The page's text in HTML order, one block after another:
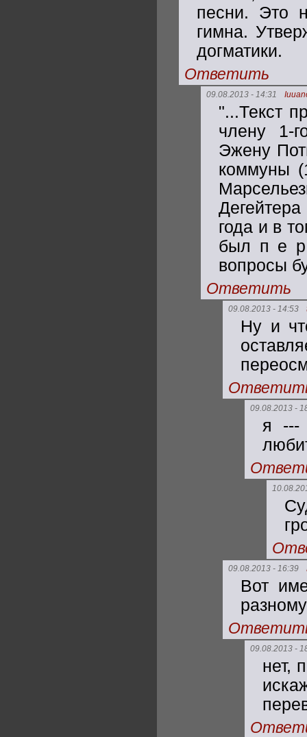
песни. Это
гимна.
догматики.
Ответить
09.08.2013 - 14:31
"...Текст
члену 1-
Эжену
коммуны
года и в
был п е р
вопросы
Ответить
09.08.2013 - 14:53
Ну и
09.08.2013 -
я ---
09.08.2013 - 16:39
Вот
09.08.2013 -
нет,